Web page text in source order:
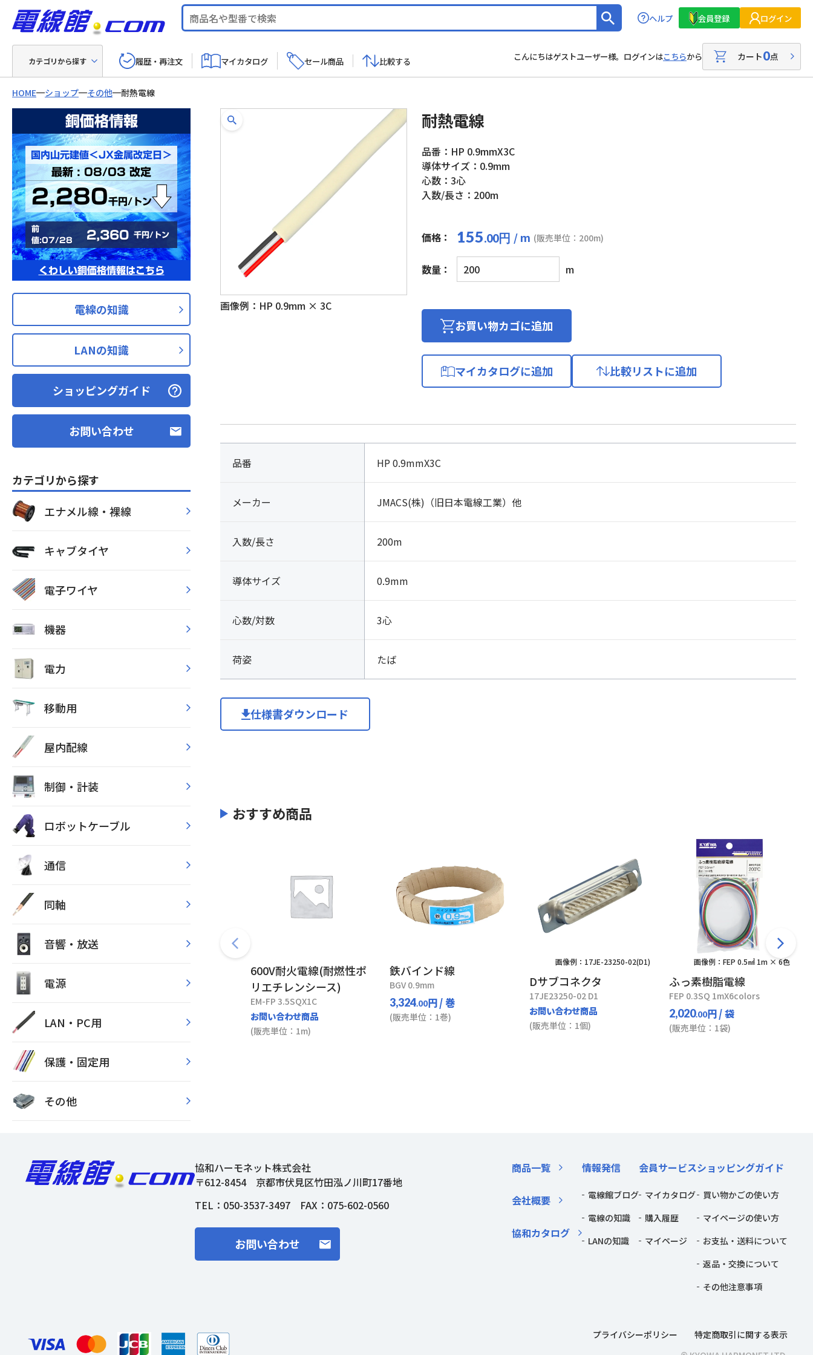
ヘルプ 会員登録 ログイン
カテゴリから探す 履歴・再注文 マイカタログ セール商品 比較する こんにちはゲストユーザー様。ログインはこちらから カート0点
HOME ショップ その他 耐熱電線
銅価格情報
国内山元建値＜JX金属改定日＞
最新 : 08/03 改定
2,280千円/トン
前
値:07/28
2,360 千円/トン
くわしい銅価格情報はこちら
電線の知識
LANの知識
ショッピングガイド
お問い合わせ
カテゴリから探す
エナメル線・裸線
キャブタイヤ
電子ワイヤ
機器
電力
移動用
屋内配線
制御・計装
ロボットケーブル
通信
同軸
音響・放送
電源
LAN・PC用
保護・固定用
その他
画像例：HP 0.9mm × 3C
耐熱電線
品番：HP 0.9mmX3C
導体サイズ：0.9mm
心数：3心
入数/長さ：200m
価格： 155.00円 / m (販売単位：200m)
数量：
耐
熱
線
m
お買い物カゴに追加
マイカタログに追加 比較リストに追加
品番 HP 0.9mmX3C
メーカー JMACS(株)（旧日本電線工業）他
入数/長さ 200m
導体サイズ 0.9mm
心数/対数 3心
荷姿 たば
仕様書ダウンロード
おすすめ商品
600V耐火電線(耐燃性ポ
リエチレンシース)
EM-FP 3.5SQX1C
お問い合わせ商品
(販売単位：1m)
鉄バインド線
BGV 0.9mm
3,324.00円/ 巻
(販売単位：1巻)
画像例：17JE-23250-02(D1)
Dサブコネクタ
17JE23250-02 D1
お問い合わせ商品
(販売単位：1個)
画像例：FEP 0.5㎟ 1m × 6色
ふっ素樹脂電線
FEP 0.3SQ 1mX6colors
2,020.00円/ 袋
(販売単位：1袋)
協和ハーモネット株式会社
〒612-8454 京都市伏見区竹田泓ノ川町17番地
TEL： 050-3537-3497 FAX：075-602-0560
お問い合わせ
商品一覧
会社概要
協和カタログ
情報発信
電線館ブログ
電線の知識
LANの知識
会員サービス
マイカタログ
購入履歴
マイページ
ショッピングガイド
買い物かごの使い方
マイページの使い方
お支払・送料について
返品・交換について
その他注意事項
プライバシーポリシー
特定商取引に関する表示